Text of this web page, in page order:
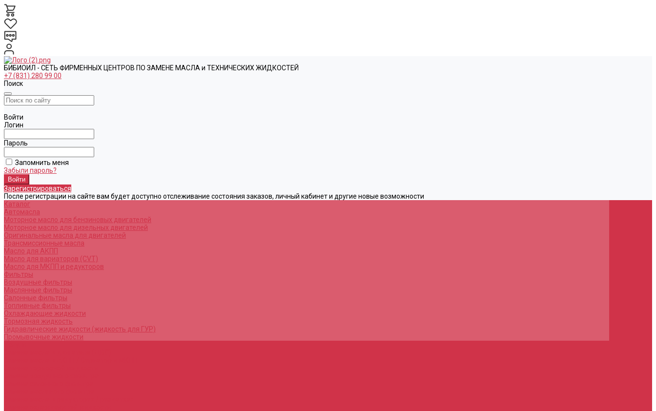
БИБИОИЛ - СЕТЬ ФИРМЕННЫХ ЦЕНТРОВ ПО ЗАМЕНЕ МАСЛА и ТЕХНИЧЕСКИХ ЖИДКОСТЕЙ
+7 (831) 280 99 00
Поиск
Войти
Логин
Пароль
Запомнить меня
Забыли пароль?
Зарегистрироваться
После регистрации на сайте вам будет доступно отслеживание состояния заказов, личный кабинет и другие новые возможности
Каталог
Автомасла
Моторное масло для бензиновых двигателей
Моторное масло для дизельных двигателей
Оригинальные масла для двигателей
Трансмиссионные масла
Масло для АКПП
Масло для вариаторов (CVT)
Масло для МКПП и редукторов
Фильтры
Воздушные фильтры
Маслянные фильтры
Салонные фильтры
Топливные фильтры
Охлаждающие жидкости
Тормозная жидкость
Гидравлические жидкости (жидкость для ГУР)
Промывочные жидкости